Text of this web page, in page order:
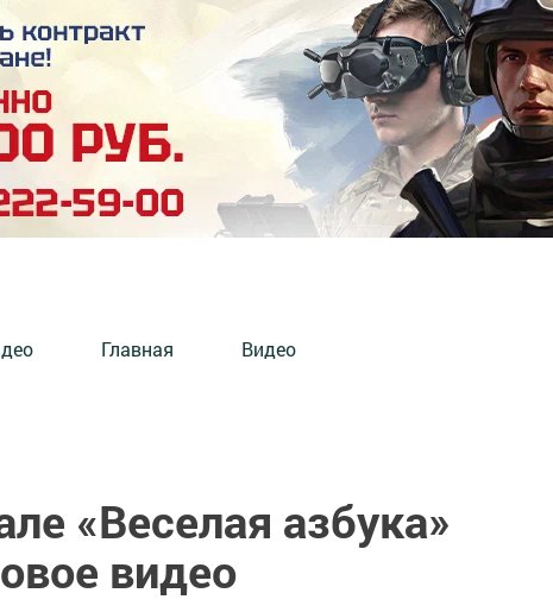
Главная Видео
«Веселая азбука»
видео